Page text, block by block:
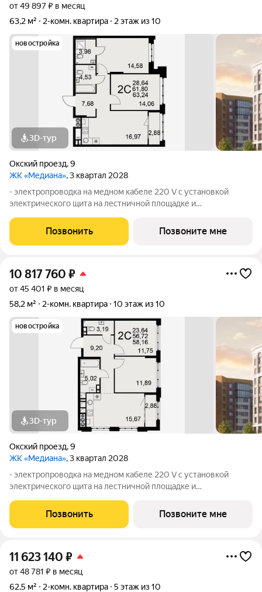
от 49 897 ₽ в месяц
63,2 м²
2-комн. квартира 2 этаж из 10
новостройка
3D-тур
Окский проезд,9
ЖК «Медиана», 3 квартал 2028
- электропроводка на медном кабеле 220 V с установкой
электрического щита на лестничной площадке и
стен, кроме стен лоджий, откосов дверных и оконных
проемов, ниш прохождения стояков
Позвонить Позвоните мне
10 817 760 ₽
от 45 401 ₽ в месяц
58,2 м²
2-комн. квартира 10 этаж из 10
новостройка
3D-тур
Окский проезд,9
ЖК «Медиана», 3 квартал 2028
- электропроводка на медном кабеле 220 V с установкой
электрического щита на лестничной площадке и
стен, кроме стен лоджий, откосов дверных и оконных
проемов, ниш прохождения стояков
Позвонить Позвоните мне
11 623 140 ₽
от 48 781 ₽ в месяц
62,5 м²
2-комн. квартира 5 этаж из 10